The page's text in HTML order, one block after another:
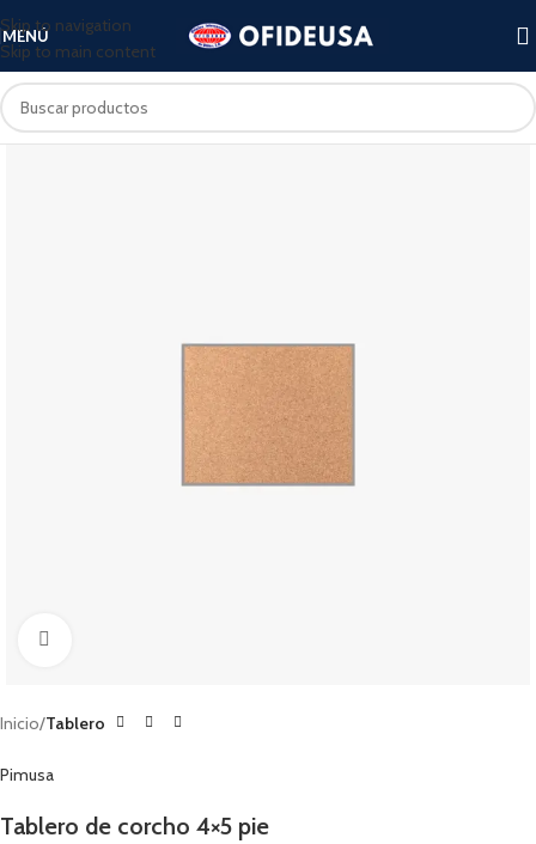
Skip to navigation
Skip to main content
MENÚ
Inicio Tablero
Pimusa
Tablero de corcho 4×5 pie